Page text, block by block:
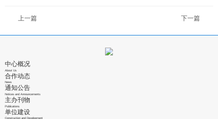
上一篇 下一篇
中心概况
About Us
合作动态
News
通知公告
Notices and Announcements
主办刊物
Publications
单位建设
Construction and Development